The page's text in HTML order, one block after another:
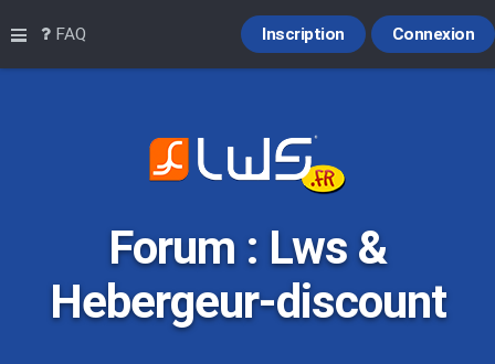
Raccourcis
FAQ Connexion
Inscription
Forum : Lws &
Hebergeur-discount